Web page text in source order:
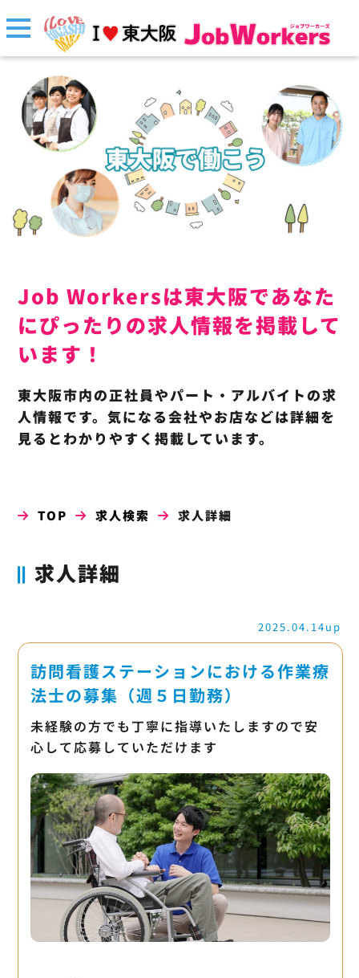
Job Workersは東大阪であなた
にぴったりの求人情報を掲載して
います！
東大阪市内の正社員やパート・アルバイトの求
人情報です。気になる会社やお店などは詳細を
見るとわかりやすく掲載しています。
TOP 求人検索 求人詳細
求人詳細
2025.04.14up
訪問看護ステーションにおける作業療
法士の募集（週５日勤務）
未経験の方でも丁寧に指導いたしますので安
心して応募していただけます